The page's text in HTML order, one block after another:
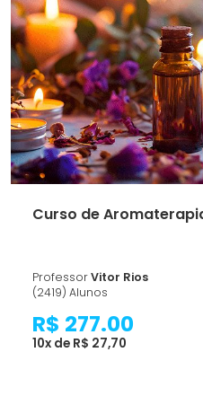
Curso de
ProfessorVitor Rios
(2419) Alunos
R$ 277.00
10x de R$ 27,70